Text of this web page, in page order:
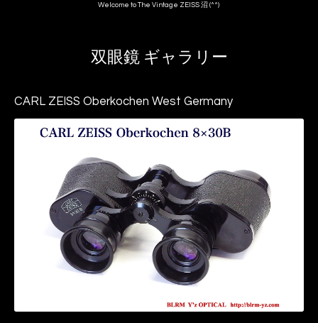
Welcome to The Vintage ZEISS 沼 (^^)
双眼鏡 ギャラリー
CARL ZEISS Oberkochen West Germany